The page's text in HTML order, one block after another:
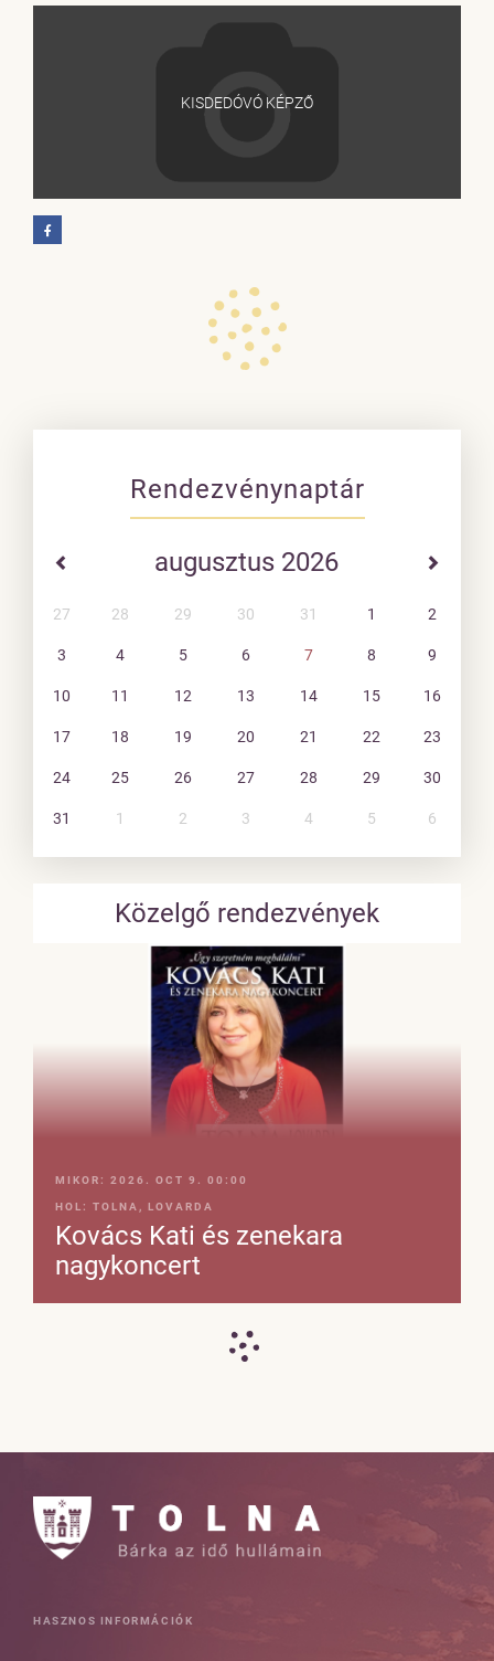
KISDEDÓVÓ KÉPZŐ
Rendezvénynaptár
augusztus 2026
27 28 29 30 31 1 2
3 4 5 6 7 8 9
10 11 12 13 14 15 16
17 18 19 20 21 22 23
24 25 26 27 28 29 30
31 1 2 3 4 5 6
Közelgő rendezvények
MIKOR: 2026. OCT 9. 00:00
HOL: TOLNA, LOVARDA
Kovács Kati és zenekara
nagykoncert
HASZNOS INFORMÁCIÓK